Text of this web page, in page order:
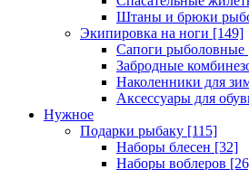
Штаны и брюки
Экипировка на ноги [149]
Сапоги рыболовные
Забродные
Наколенники для
Аксессуары для
Нужное
Подарки рыбаку [115]
Наборы блесен [32]
Наборы воблеров